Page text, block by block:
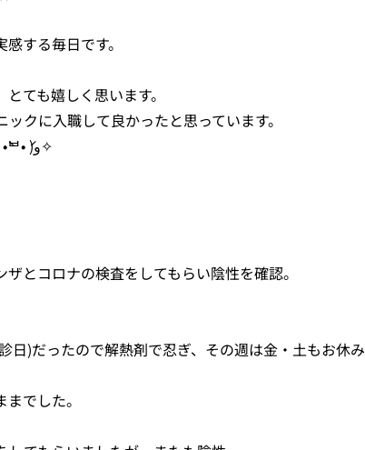
する毎日です。
ても嬉しく思います。
クに入職して良かったと思っています。
今後も当クリニックの成長に尽力していきたいと思います( •̀ᄇ• ́)ﻭ✧
とコロナの検査をしてもらい陰性を確認。
)だったので解熱剤で忍ぎ、その週は金・土もお休
でした。